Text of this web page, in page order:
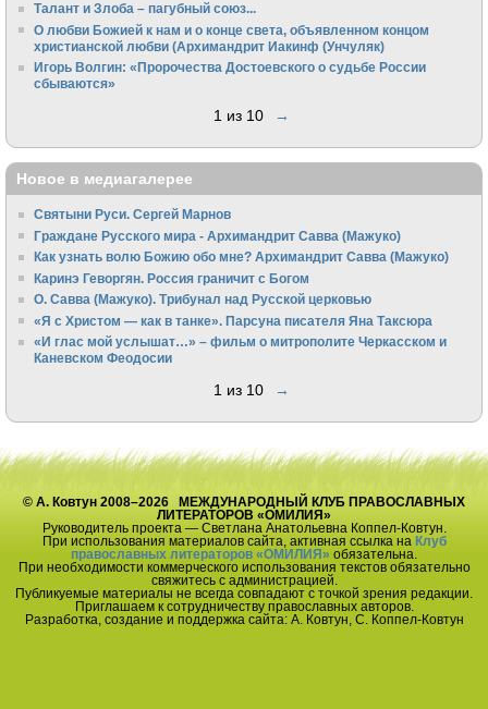
Талант и Злоба – пагубный союз...
О любви Божией к нам и о конце света, объявленном концом
христианской любви (Архимандрит Иакинф (Унчуляк)
Игорь Волгин: «Пророчества Достоевского о судьбе России
сбываются»
1 из 10 →
Новое в медиагалерее
Святыни Руси. Сергей Марнов
Граждане Русского мира - Архимандрит Савва (Мажуко)
Как узнать волю Божию обо мне? Архимандрит Савва (Мажуко)
Каринэ Геворгян. Россия граничит с Богом
О. Савва (Мажуко). Трибунал над Русской церковью
«Я с Христом — как в танке». Парсуна писателя Яна Таксюра
«И глас мой услышат…» – фильм о митрополите Черкасском и
Каневском Феодосии
1 из 10 →
© А. Ковтун 2008–2026 МЕЖДУНАРОДНЫЙ КЛУБ ПРАВОСЛАВНЫХ
ЛИТЕРАТОРОВ «ОМИЛИЯ»
Руководитель проекта — Светлана Анатольевна Коппел-Ковтун.
При использования материалов сайта, активная ссылка на Клуб
православных литераторов «ОМИЛИЯ» обязательна.
При необходимости коммерческого использования текстов обязательно
свяжитесь с администрацией.
Публикуемые материалы не всегда совпадают с точкой зрения редакции.
Приглашаем к сотрудничеству православных авторов.
Разработка, создание и поддержка сайта: А. Ковтун, С. Коппел-Ковтун